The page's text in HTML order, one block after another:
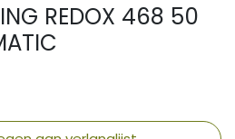
REDOX 468 50